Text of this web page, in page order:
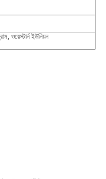
ওয়েস্টার্ন ইউনিয়ন